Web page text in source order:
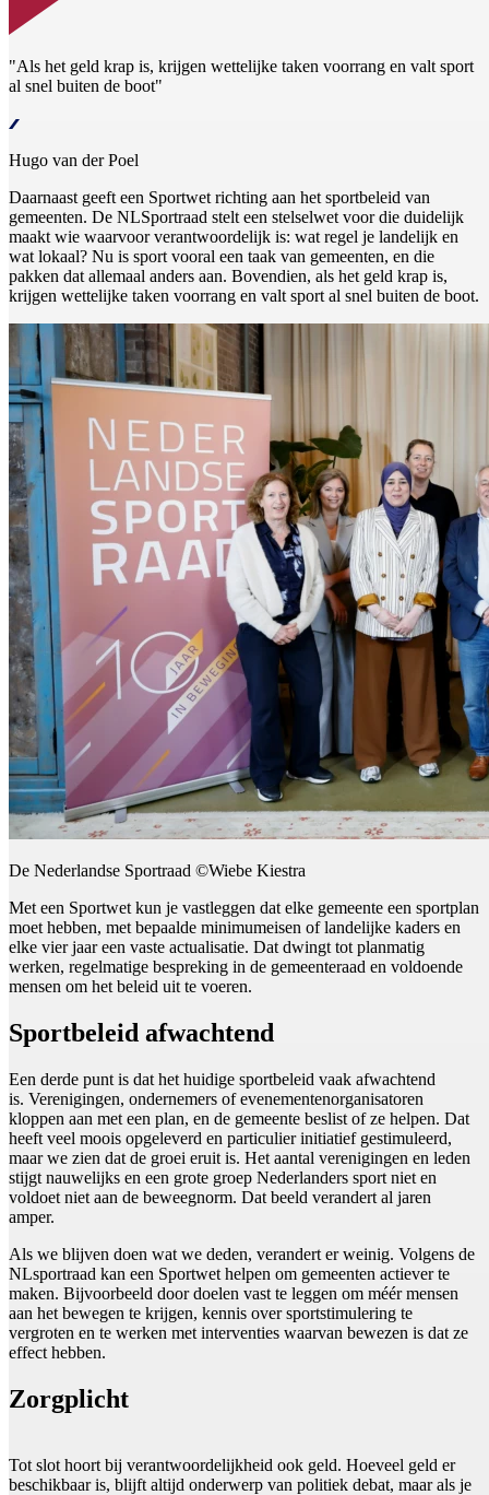
"Als het geld krap is, krijgen wettelijke taken voorrang en valt sport
al snel buiten de boot"
Hugo van der Poel
Daarnaast geeft een Sportwet richting aan het sportbeleid van
gemeenten. De NLSportraad stelt een stelselwet voor die duidelijk
maakt wie waarvoor verantwoordelijk is: wat regel je landelijk en
wat lokaal? Nu is sport vooral een taak van gemeenten, en die
pakken dat allemaal anders aan. Bovendien, als het geld krap is,
krijgen wettelijke taken voorrang en valt sport al snel buiten de boot.
De Nederlandse Sportraad ©Wiebe Kiestra
Met een Sportwet kun je vastleggen dat elke gemeente een sportplan
moet hebben, met bepaalde minimumeisen of landelijke kaders en
elke vier jaar een vaste actualisatie. Dat dwingt tot planmatig
werken, regelmatige bespreking in de gemeenteraad en voldoende
mensen om het beleid uit te voeren.
Sportbeleid afwachtend
Een derde punt is dat het huidige sportbeleid vaak afwachtend
is. Verenigingen, ondernemers of evenementenorganisatoren
kloppen aan met een plan, en de gemeente beslist of ze helpen. Dat
heeft veel moois opgeleverd en particulier initiatief gestimuleerd,
maar we zien dat de groei eruit is. Het aantal verenigingen en leden
stijgt nauwelijks en een grote groep Nederlanders sport niet en
voldoet niet aan de beweegnorm. Dat beeld verandert al jaren
amper.
Als we blijven doen wat we deden, verandert er weinig. Volgens de
NLsportraad kan een Sportwet helpen om gemeenten actiever te
maken. Bijvoorbeeld door doelen vast te leggen om méér mensen
aan het bewegen te krijgen, kennis over sportstimulering te
vergroten en te werken met interventies waarvan bewezen is dat ze
effect hebben.
Zorgplicht
Tot slot hoort bij verantwoordelijkheid ook geld. Hoeveel geld er
beschikbaar is, blijft altijd onderwerp van politiek debat, maar als je